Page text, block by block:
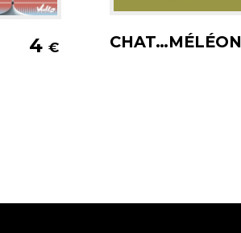
4 € CHAT…MÉLÉON